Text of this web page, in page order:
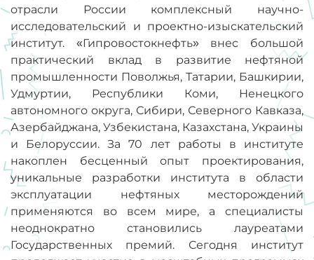
отрасли России комплексный научно-
исследовательский и проектно-изыскательский
институт. «Гипровостокнефть» внес большой
практический вклад в развитие нефтяной
промышленности Поволжья, Татарии, Башкирии,
Удмуртии, Республики Коми, Ненецкого
автономного округа, Сибири, Северного Кавказа,
Азербайджана, Узбекистана, Казахстана, Украины
и Белоруссии. За 70 лет работы в институте
накоплен бесценный опыт проектирования,
уникальные разработки института в области
эксплуатации нефтяных месторождений
применяются во всем мире, а специалисты
неоднократно становились лауреатами
Государственных премий. Сегодня институт